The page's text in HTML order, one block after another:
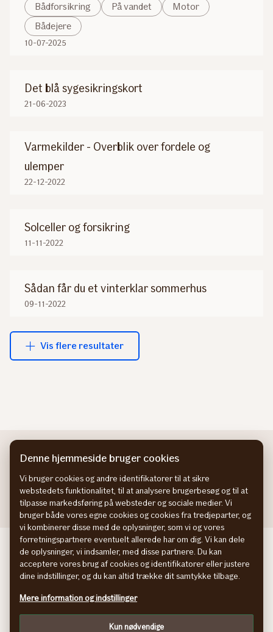
Bådforsikring
På vandet
Motor
Bådejere
10-07-2025
Det blå sygesikringskort
21-06-2023
Varmekilder - Overblik over fordele og
ulemper
22-12-2022
Solceller og forsikring
11-11-2022
Sådan får du et vinterklar sommerhus
09-11-2022
Vis flere resultater
If Skadeforsikring NO
If Skadeförsäkring SE
If Vahinkovakuutus FI
Persondatapolitik
Cookies
Denne hjemmeside bruger cookies
Vi bruger cookies og andre identifikatorer til at sikre
webstedets funktionalitet, til at analysere brugerbesøg og til at
tilpasse markedsføring på websteder og sociale medier. Vi
bruger både vores egne cookies og cookies fra tredjeparter, og
vi kombinerer disse med de oplysninger, som vi og vores
forretningspartnere eventuelt allerede har om dig. Vi kan dele
de oplysninger, vi indsamler, med disse partnere. Du kan
acceptere vores brug af cookies og identifikatorer eller justere
dine indstillinger, og du kan altid trække dit samtykke tilbage.
Mere information og indstillinger
Kun nødvendige